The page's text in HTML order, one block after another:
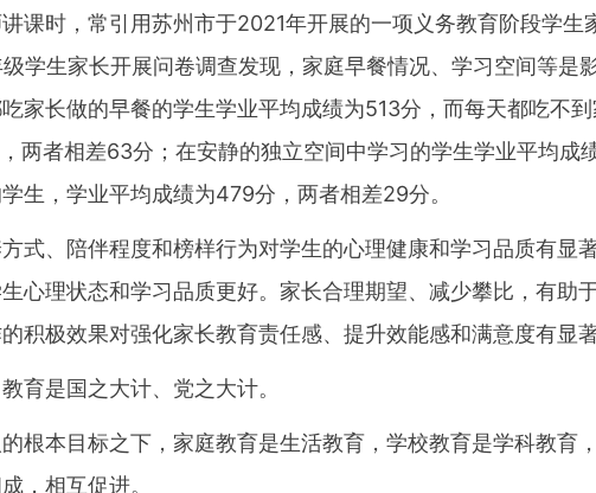
时，常引用苏州市于2021年开展的一项义务教育阶段学生
学生家长开展问卷调查发现，家庭早餐情况、学习空间等是
家长做的早餐的学生学业平均成绩为513分，而每天都吃不
两者相差63分；在安静的独立空间中学习的学生学业平均成
生，学业平均成绩为479分，两者相差29分。
、陪伴程度和榜样行为对学生的心理健康和学习品质有显
心理状态和学习品质更好。家长合理期望、减少攀比，有助
积极效果对强化家长教育责任感、提升效能感和满意度有显著
是国之大计、党之大计。
本目标之下，家庭教育是生活教育，学校教育是学科教育
，相互促进。